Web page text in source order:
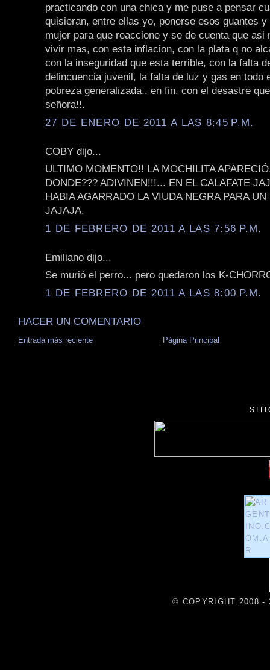
practicando con una chica y me puse a pensar
quisieran, entre ellas yo, ponerse esos guantes
mujer para que reaccione y se de cuenta que asi
vivir mas, con esta inflacion, con la plata q no
con la inseguridad que esta terrible, con la falta
delincuencia juvenil, la falta de luz y gas en todo
pobreza generalizada.. en fin, con el desastre
señora!!.
27 DE ENERO DE 2011 A LAS 8:45 P.M.
COBY dijo...
ULTIMO MOMENTO!! LA MOCHILITA
DONDE??? ADIVINEN!!!... EN EL CALAFATE
HABIA AGARRADO LA VIUDA NEGRA PARA
JAJAJA.
1 DE FEBRERO DE 2011 A LAS 7:56 P.M.
Emiliano dijo...
Se murió el perro... pero quedaron los K-
1 DE FEBRERO DE 2011 A LAS 8:00 P.M.
HACER UN COMENTARIO
Entrada más reciente Página Principal
© COPYRIGHT 2008